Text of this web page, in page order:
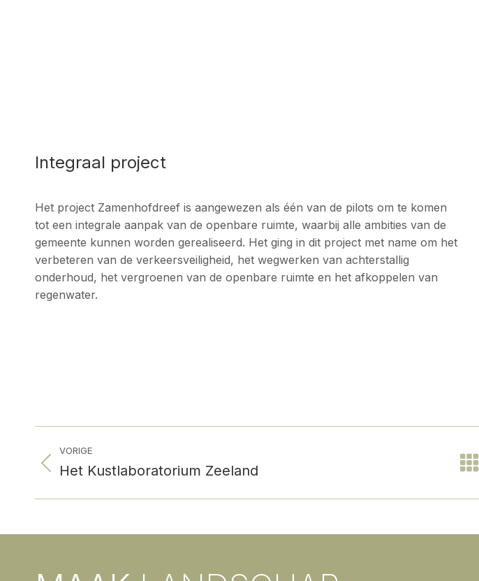
Integraal project
Het project Zamenhofdreef is aangewezen als één van de pilots om te komen
tot een integrale aanpak van de openbare ruimte, waarbij alle ambities van de
gemeente kunnen worden gerealiseerd. Het ging in dit project met name om het
verbeteren van de verkeersveiligheid, het wegwerken van achterstallig
onderhoud, het vergroenen van de openbare ruimte en het afkoppelen van
regenwater.
Project
navigation
VORIGE
Previous
Het Kustlaboratorium Zeeland